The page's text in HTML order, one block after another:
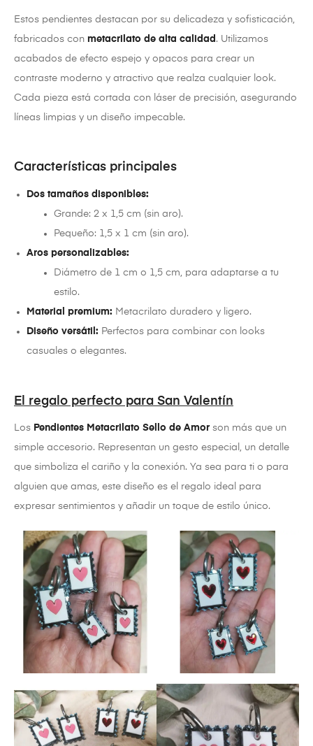
Estos pendientes destacan por su delicadeza y sofisticación,
fabricados con metacrilato de alta calidad . Utilizamos
acabados de efecto espejo y opacos para crear un
contraste moderno y atractivo que realza cualquier look.
Cada pieza está cortada con láser de precisión, asegurando
líneas limpias y un diseño impecable.
Características principales
Dos tamaños disponibles:
Grande: 2 x 1,5 cm (sin aro).
Pequeño: 1,5 x 1 cm (sin aro).
Aros personalizables:
Diámetro de 1 cm o 1,5 cm, para adaptarse a tu
estilo.
Material premium: Metacrilato duradero y ligero.
Diseño versátil: Perfectos para combinar con looks
casuales o elegantes.
El regalo perfecto para San Valentín
Los Pendientes Metacrilato Sello de Amor son más que un
simple accesorio. Representan un gesto especial, un detalle
que simboliza el cariño y la conexión. Ya sea para ti o para
alguien que amas, este diseño es el regalo ideal para
expresar sentimientos y añadir un toque de estilo único.